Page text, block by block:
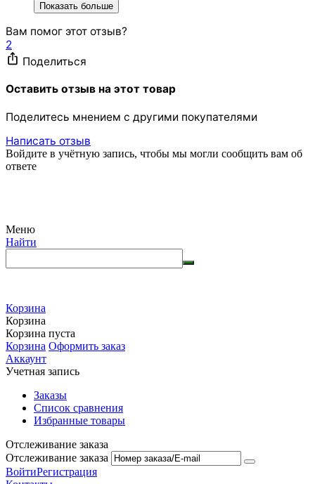
Показать больше
Вам помог этот отзыв?
2
Поделиться
Оставить отзыв на этот товар
Поделитесь мнением с другими покупателями
Написать отзыв
Войдите в учётную запись, чтобы мы могли сообщить вам об
ответе
Меню
Найти
Корзина
Корзина
Корзина пуста
Корзина Оформить заказ
Аккаунт
Учетная запись
Заказы
Список сравнения
Избранные товары
Отслеживание заказа
Отслеживание заказа
ВойтиРегистрация